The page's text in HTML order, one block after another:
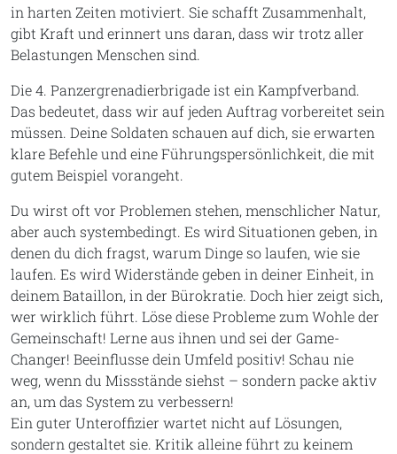
in harten Zeiten motiviert. Sie schafft Zusammenhalt,
gibt Kraft und erinnert uns daran, dass wir trotz aller
Belastungen Menschen sind.
Die 4. Panzergrenadierbrigade ist ein Kampfverband.
Das bedeutet, dass wir auf jeden Auftrag vorbereitet sein
müssen. Deine Soldaten schauen auf dich, sie erwarten
klare Befehle und eine Führungspersönlichkeit, die mit
gutem Beispiel vorangeht.
Du wirst oft vor Problemen stehen, menschlicher Natur,
aber auch systembedingt. Es wird Situationen geben, in
denen du dich fragst, warum Dinge so laufen, wie sie
laufen. Es wird Widerstände geben in deiner Einheit, in
deinem Bataillon, in der Bürokratie. Doch hier zeigt sich,
wer wirklich führt. Löse diese Probleme zum Wohle der
Gemeinschaft! Lerne aus ihnen und sei der Game-
Changer! Beeinflusse dein Umfeld positiv! Schau nie
weg, wenn du Missstände siehst – sondern packe aktiv
an, um das System zu verbessern!
Ein guter Unteroffizier wartet nicht auf Lösungen,
sondern gestaltet sie. Kritik alleine führt zu keinem